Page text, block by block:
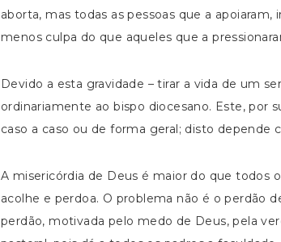
aborta, mas todas as pessoas que a
menos culpa do que aqueles que a
Devido a esta gravidade – tirar a vida de um
ordinariamente ao bispo diocesano. Este, por
caso a caso ou de forma geral; disto depende
A misericórdia de Deus é maior do que todos
acolhe e perdoa. O problema não é o perdão
perdão, motivada pelo medo de Deus, pela